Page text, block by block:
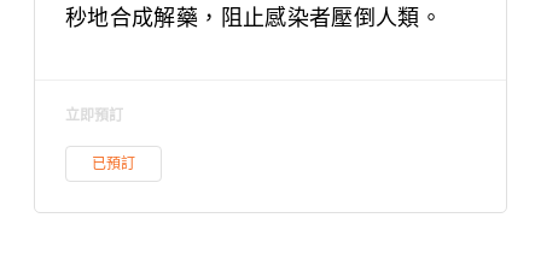
秒地合成解藥，阻止感染者壓倒人類。
立即預訂
已預訂